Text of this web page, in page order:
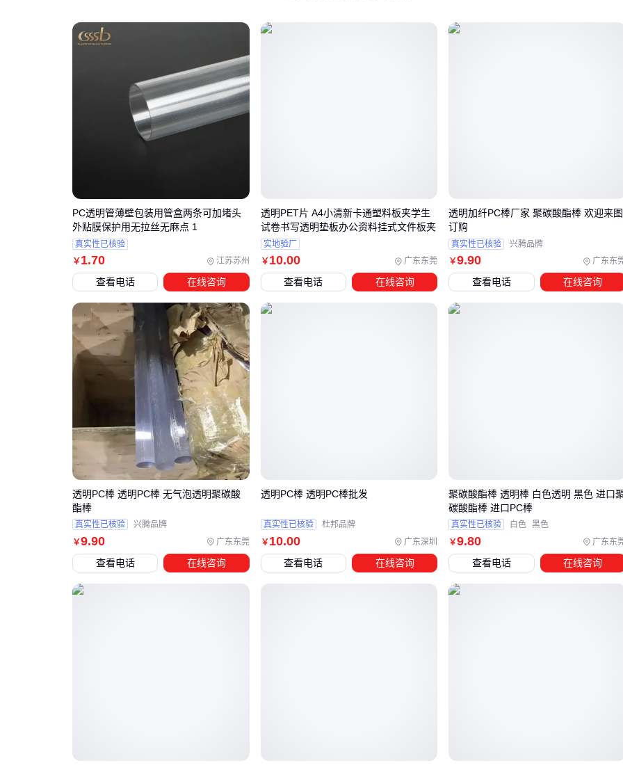
三、不同应用场景下透明棒的最佳选型策略
透明棒的选择需要根据具体应用场景来决定，不同材质和性能
的透明棒适用于不同的环境和需求。以下是几种常见场景的选
型建议：
因此不适合用于需要长期耐热的场合。石英棒虽然耐高温，但
成本较高，适合预算充足且对性能要求严格的场景。
如果预算有限或对透光率要求不高，可以考虑
棒
或 透明亚克力棒
，它们在成本和性能之间取得了较好的
平衡。对于需要定制形状或尺寸的应用，支持加工定制的导光
是更灵活的选择。
￥ 1.70 江苏苏州
PC透明管薄壁包装用管盒两条可加堵头
外贴膜保护用无拉丝无麻点 1
真实性已核验
查看电话 在线咨询
￥ 10.00 广东东莞
透明PET片 A4小清新卡通塑料板夹学生
试卷书写透明垫板办公资料挂式文件板夹
实地验厂
查看电话 在线咨询
￥9.90 广东东
透明加纤PC棒厂家 聚碳酸酯棒 欢迎来图
订购
真实性已核验 兴腾品牌
查看电话 在线咨询
￥9.90 广东东莞
透明PC棒 透明PC棒 无气泡透明聚碳酸
酯棒
真实性已核验 兴腾品牌
查看电话 在线咨询
￥ 10.00 广东深圳
透明PC棒 透明PC棒批发
真实性已核验 杜邦品牌
查看电话 在线咨询
￥9.80 广东东
聚碳酸酯棒 透明棒 白色透明 黑色 进口
碳酸酯棒 进口PC棒
真实性已核验 白色 黑色
查看电话 在线咨询